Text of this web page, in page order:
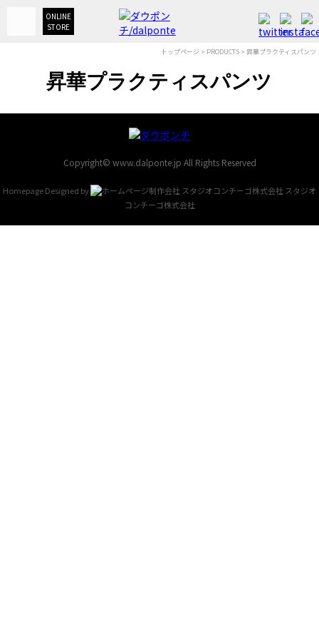
ONLINE
STORE
トップページ > PRODUCTS> 昇華プラクティスパンツ
昇華プラクティスパンツ
Copyright© www.dalponte.jp All Rights Reserved
Homepage Designed by
スタジオ
コンチーゴ株式会社